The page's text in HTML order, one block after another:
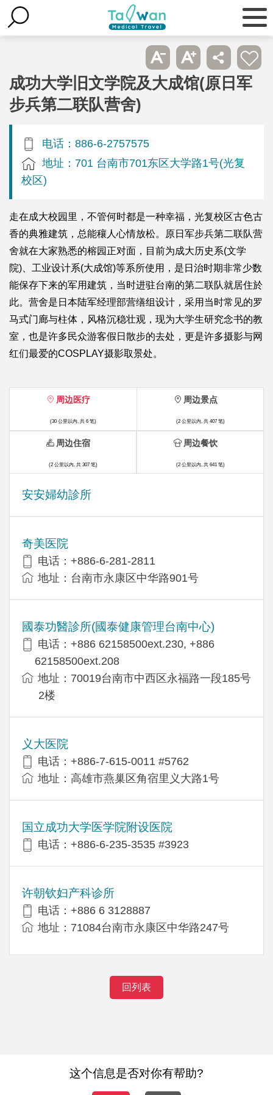
成功大学旧文学院及大成馆(原日军
步兵第二联队营舍)
电话：886-6-2757575
地址：701 台南市701东区大学路1号(光复
校区)
走在成大校园里，不管何时都是一种幸福，光复校区古色古
香的典雅建筑，总能穰人心情放松。原日军步兵第二联队营
舍就在大家熟悉的榕园正对面，目前为成大历史系(文学
院)、工业设计系(大成馆)等系所使用，是日治时期非常少数
能保存下来的军用建筑，当时进驻台南的第二联队就居住於
此。营舍是日本陆军经理部营缮组设计，采用当时常见的罗
马式门廊与柱体，风格沉稳壮观，现为大学生研究念书的教
室，也是许多民众游客假日散步的去处，更是许多摄影与网
红们最爱的COSPLAY摄影取景处。
周边医疗
(30 公里以内, 共 6 笔)
安安婦幼診所
奇美医院
电话：+886-6-281-2811
地址：台南市永康区中华路901号
國泰功醫診所(國泰健康管理台南中心)
电话：+886 62158500ext.230, +886
62158500ext.208
地址：70019台南市中西区永福路一段185号
2楼
义大医院
电话：+886-7-615-0011 #5762
地址：高雄市燕巢区角宿里义大路1号
国立成功大学医学院附设医院
电话：+886-6-235-3535 #3923
许朝钦妇产科诊所
电话：+886 6 3128887
地址：71084台南市永康区中华路247号
周边景点
(2 公里以内, 共 407 笔)
周边住宿
(2 公里以内, 共 307 笔)
周边餐饮
(2 公里以内, 共 641 笔)
回列表
这个信息是否对你有帮助?